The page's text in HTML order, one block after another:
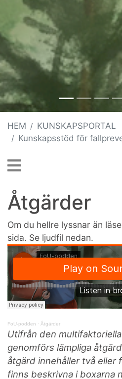
HEM
KUNSKAPSPORTAL
Kunskapsstöd för
Åtgärder
Om du hellre lyssnar än
sida. Se ljudfil nedan.
FoU-podden · Åtgärder
Utifrån den
genomförs lämpliga
åtgärd innehåller två eller
finns beskrivna i boxarna